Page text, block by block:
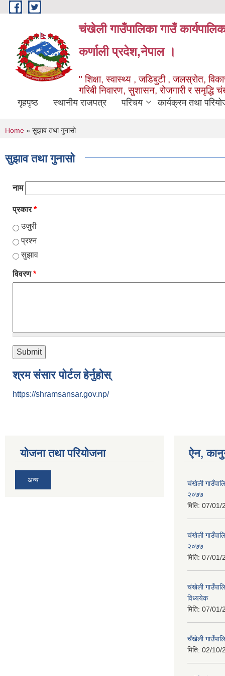
Skip to main content
चंखेली गाउँपालिका गाउँ
कर्णाली प्रदेश,नेपाल ।
" शिक्षा, स्वास्थ्य , जडिबुटी , जलस्रोत,
गरिबी निवारण, सुशासन, रोजगारी र
गृहपृष्ठ स्थानीय राजपत्र परिचय कार्यक्रम तथा
You are here
Home » सुझाव तथा गुनासो
सुझाव तथा गुनासो
नाम
प्रकार*
उजुरी
प्रश्न
सुझाव
विवरण*
श्रम संसार पोर्टल हेर्नुहोस्
https://shramsansar.gov.np/
योजना तथा परियोजना
अन्य
ऐन,
चंखेली
२०७७
मिति: 07/01/
चंखेली
२०७७
मिति: 07/01/
चंखेली
विध्ययेक
मिति: 07/01/
चँखेली
मिति: 02/10/